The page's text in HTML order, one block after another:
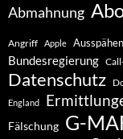
Abmahnung
Angriff Apple Ausspähen
Bundesregierung
Datenschutz
England
Fälschung G-